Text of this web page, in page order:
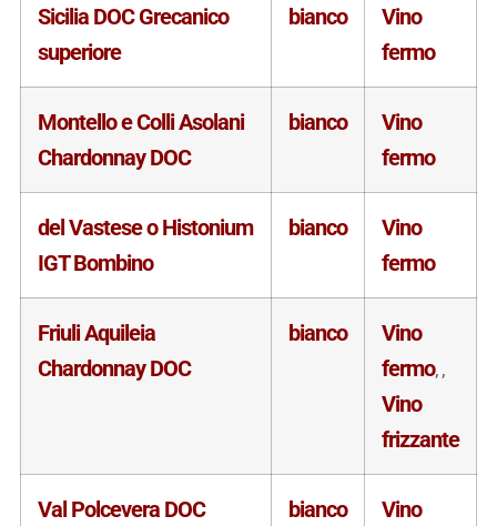
Sicilia DOC Grecanico
superiore
bianco
Vino
fermo
Montello e Colli Asolani
Chardonnay DOC
bianco
Vino
fermo
del Vastese o Histonium
IGT Bombino
bianco
Vino
fermo
Friuli Aquileia
Chardonnay DOC
bianco
Vino
fermo,,
Vino
frizzante
Val Polcevera DOC
bianco
Vino